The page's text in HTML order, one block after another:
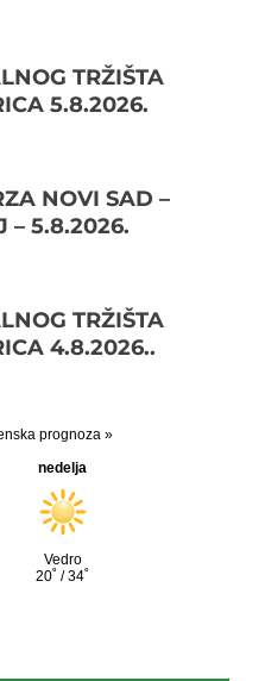
TRŽIŠTA
5.8.2026.
NOVI SAD –
– 5.8.2026.
TRŽIŠTA
4.8.2026..